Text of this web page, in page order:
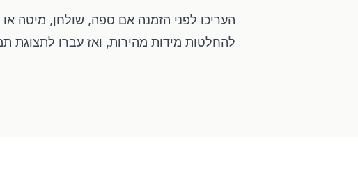
העריכו לפני הזמנה אם ספה, שולחן, מיטה
להחלטות מידות מהירות, ואז עברו לתצוגת